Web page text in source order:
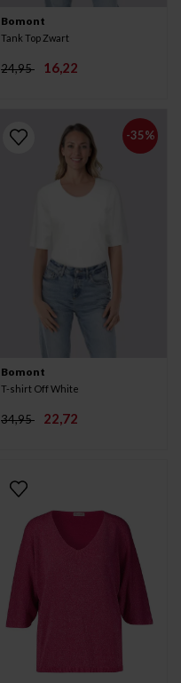
Bomont
Tank Top Zwart
24,95 16,22
-35%
Bomont
T-shirt Off White
34,95 22,72